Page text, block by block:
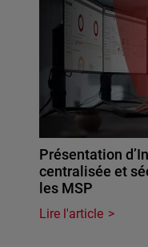
Présentation
centralisée et
les MSP
Lire l'article